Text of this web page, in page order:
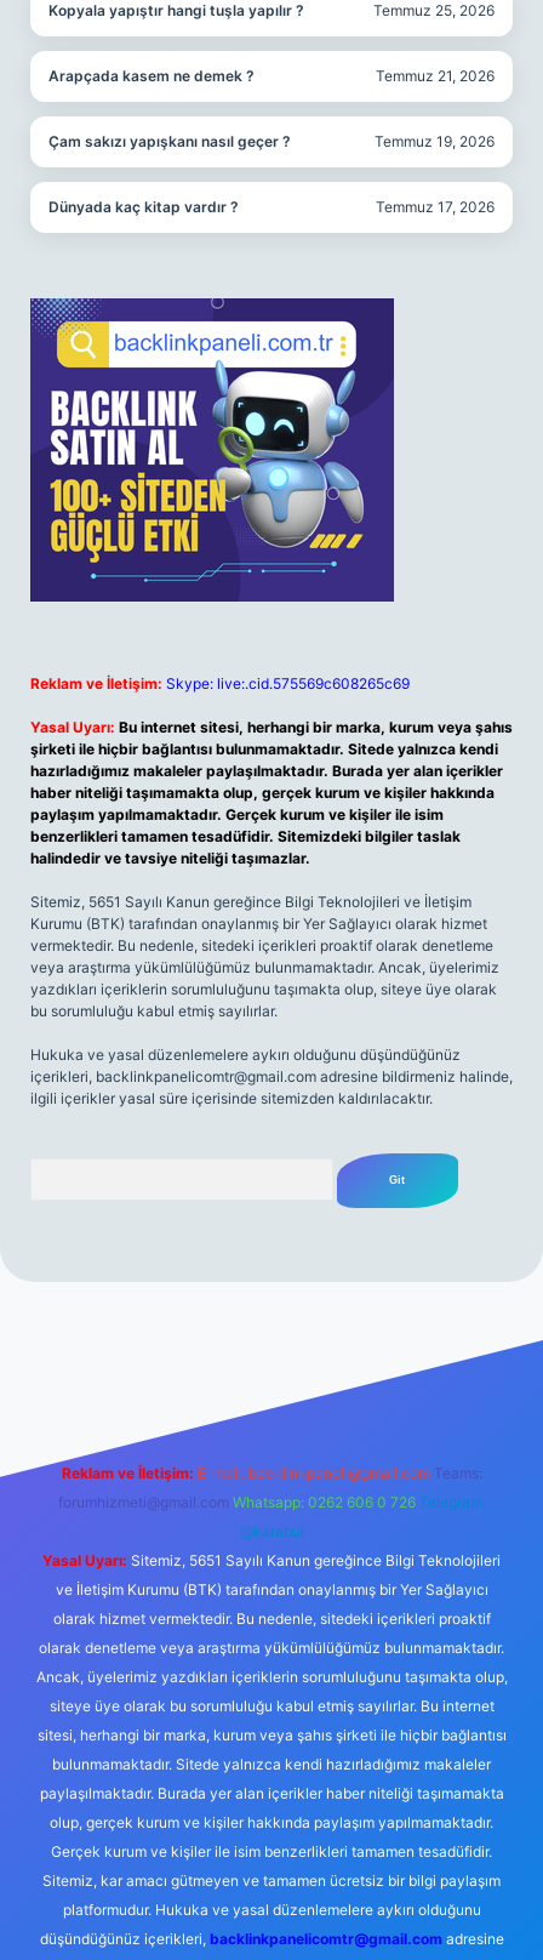
Kopyala yapıştır hangi tuşla yapılır ? Temmuz 25, 2026
Arapçada kasem ne demek ? Temmuz 21, 2026
Çam sakızı yapışkanı nasıl geçer ? Temmuz 19, 2026
Dünyada kaç kitap vardır ? Temmuz 17, 2026
Reklam ve İletişim: Skype: live:.cid.575569c608265c69
Yasal Uyarı: Bu internet sitesi, herhangi bir marka, kurum veya şahıs
şirketi ile hiçbir bağlantısı bulunmamaktadır. Sitede yalnızca kendi
hazırladığımız makaleler paylaşılmaktadır. Burada yer alan içerikler
haber niteliği taşımamakta olup, gerçek kurum ve kişiler hakkında
paylaşım yapılmamaktadır. Gerçek kurum ve kişiler ile isim
benzerlikleri tamamen tesadüfidir. Sitemizdeki bilgiler taslak
halindedir ve tavsiye niteliği taşımazlar.
Sitemiz, 5651 Sayılı Kanun gereğince Bilgi Teknolojileri ve İletişim
Kurumu (BTK) tarafından onaylanmış bir Yer Sağlayıcı olarak hizmet
vermektedir. Bu nedenle, sitedeki içerikleri proaktif olarak denetleme
veya araştırma yükümlülüğümüz bulunmamaktadır. Ancak, üyelerimiz
yazdıkları içeriklerin sorumluluğunu taşımakta olup, siteye üye olarak
bu sorumluluğu kabul etmiş sayılırlar.
Hukuka ve yasal düzenlemelere aykırı olduğunu düşündüğünüz
içerikleri, backlinkpanelicomtr@gmail.com adresine bildirmeniz halinde,
ilgili içerikler yasal süre içerisinde sitemizden kaldırılacaktır.
Reklam ve İletişim: E-mail: backlinkpaneli@gmail.com Teams:
forumhizmeti@gmail.com Whatsapp: 0262 606 0 726 Telegram:
@karabul
Yasal Uyarı: Sitemiz, 5651 Sayılı Kanun gereğince Bilgi Teknolojileri
ve İletişim Kurumu (BTK) tarafından onaylanmış bir Yer Sağlayıcı
olarak hizmet vermektedir. Bu nedenle, sitedeki içerikleri proaktif
olarak denetleme veya araştırma yükümlülüğümüz bulunmamaktadır.
Ancak, üyelerimiz yazdıkları içeriklerin sorumluluğunu taşımakta olup,
siteye üye olarak bu sorumluluğu kabul etmiş sayılırlar. Bu internet
sitesi, herhangi bir marka, kurum veya şahıs şirketi ile hiçbir bağlantısı
bulunmamaktadır. Sitede yalnızca kendi hazırladığımız makaleler
paylaşılmaktadır. Burada yer alan içerikler haber niteliği taşımamakta
olup, gerçek kurum ve kişiler hakkında paylaşım yapılmamaktadır.
Gerçek kurum ve kişiler ile isim benzerlikleri tamamen tesadüfidir.
Sitemiz, kar amacı gütmeyen ve tamamen ücretsiz bir bilgi paylaşım
platformudur. Hukuka ve yasal düzenlemelere aykırı olduğunu
düşündüğünüz içerikleri, backlinkpanelicomtr@gmail.comadresine